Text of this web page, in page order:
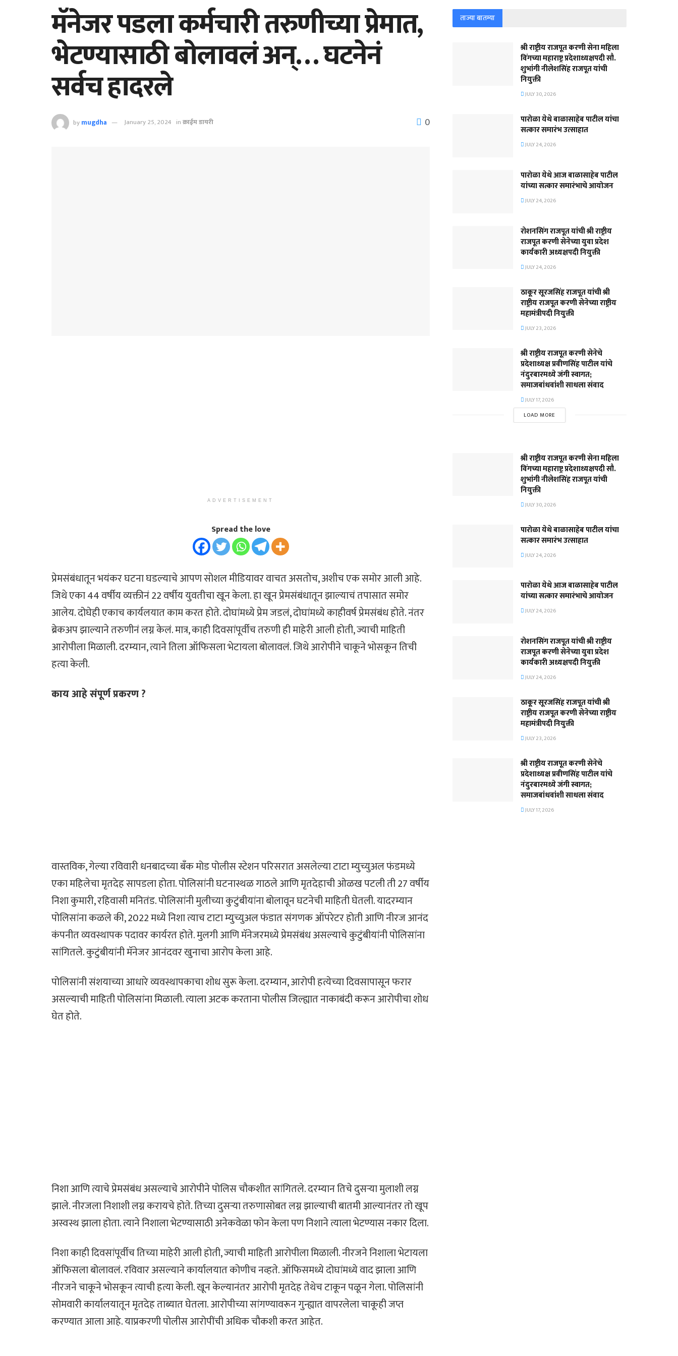
मॅनेजर पडला कर्मचारी तरुणीच्या प्रेमात,
भेटण्यासाठी बोलावलं अन्… घटनेनं
सर्वच हादरले
bymugdha January 25, 2024 inक्राईम डायरी 0
ADVERTISEMENT
Spread the love
प्रेमसंबंधातून भयंकर घटना घडल्याचे आपण सोशल मीडियावर वाचत असतोच, अशीच एक समोर आली आहे.
जिथे एका 44 वर्षीय व्यक्तीनं 22 वर्षीय युवतीचा खून केला. हा खून प्रेमसंबंधातून झाल्याचं तपासात समोर
आलेय. दोघेही एकाच कार्यलयात काम करत होते. दोघांमध्ये प्रेम जडलं, दोघांमध्ये काहीवर्ष प्रेमसंबंध होते. नंतर
ब्रेकअप झाल्याने तरुणीनं लग्न केलं. मात्र, काही दिवसांपूर्वीच तरुणी ही माहेरी आली होती, ज्याची माहिती
आरोपीला मिळाली. दरम्यान, त्याने तिला ऑफिसला भेटायला बोलावलं. जिथे आरोपीने चाकूने भोसकून तिची
हत्या केली.
काय आहे संपूर्ण प्रकरण ?
वास्तविक, गेल्या रविवारी धनबादच्या बँक मोड पोलीस स्टेशन परिसरात असलेल्या टाटा म्युच्युअल फंडमध्ये
एका महिलेचा मृतदेह सापडला होता. पोलिसांनी घटनास्थळ गाठले आणि मृतदेहाची ओळख पटली ती 27 वर्षीय
निशा कुमारी, रहिवासी मनितंड. पोलिसांनी मुलीच्या कुटुंबीयांना बोलावून घटनेची माहिती घेतली. यादरम्यान
पोलिसांना कळले की, 2022 मध्ये निशा त्याच टाटा म्युच्युअल फंडात संगणक ऑपरेटर होती आणि नीरज आनंद
कंपनीत व्यवस्थापक पदावर कार्यरत होते. मुलगी आणि मॅनेजरमध्ये प्रेमसंबंध असल्याचे कुटुंबीयांनी पोलिसांना
सांगितले. कुटुंबीयांनी मॅनेजर आनंदवर खुनाचा आरोप केला आहे.
पोलिसांनी संशयाच्या आधारे व्यवस्थापकाचा शोध सुरू केला. दरम्यान, आरोपी हत्येच्या दिवसापासून फरार
असल्याची माहिती पोलिसांना मिळाली. त्याला अटक करताना पोलीस जिल्ह्यात नाकाबंदी करून आरोपीचा शोध
घेत होते.
निशा आणि त्याचे प्रेमसंबंध असल्याचे आरोपीने पोलिस चौकशीत सांगितले. दरम्यान तिचे दुसऱ्या मुलाशी लग्न
झाले. नीरजला निशाशी लग्न करायचे होते. तिच्या दुसऱ्या तरुणासोबत लग्न झाल्याची बातमी आल्यानंतर तो खूप
अस्वस्थ झाला होता. त्याने निशाला भेटण्यासाठी अनेकवेळा फोन केला पण निशाने त्याला भेटण्यास नकार दिला.
निशा काही दिवसांपूर्वीच तिच्या माहेरी आली होती, ज्याची माहिती आरोपीला मिळाली. नीरजने निशाला भेटायला
ऑफिसला बोलावलं. रविवार असल्याने कार्यालयात कोणीच नव्हते. ऑफिसमध्ये दोघांमध्ये वाद झाला आणि
नीरजने चाकूने भोसकून त्याची हत्या केली. खून केल्यानंतर आरोपी मृतदेह तेथेच टाकून पळून गेला. पोलिसांनी
सोमवारी कार्यालयातून मृतदेह ताब्यात घेतला. आरोपीच्या सांगण्यावरून गुन्ह्यात वापरलेला चाकूही जप्त
करण्यात आला आहे. याप्रकरणी पोलीस आरोपींची अधिक चौकशी करत आहेत.
ताज्या बातम्या
श्री राष्ट्रीय राजपूत करणी सेना महिला
विंगच्या महाराष्ट्र प्रदेशाध्यक्षपदी सौ.
शुभांगी नीलेशसिंह राजपूत यांची
नियुक्ती
JULY 30, 2026
पारोळा येथे बाळासाहेब पाटील यांचा
सत्कार समारंभ उत्साहात
JULY 24, 2026
पारोळा येथे आज बाळासाहेब पाटील
यांच्या सत्कार समारंभाचे आयोजन
JULY 24, 2026
रोशनसिंग राजपूत यांची श्री राष्ट्रीय
राजपूत करणी सेनेच्या युवा प्रदेश
कार्यकारी अध्यक्षपदी नियुक्ती
JULY 24, 2026
ठाकूर सूरजसिंह राजपूत यांची श्री
राष्ट्रीय राजपूत करणी सेनेच्या राष्ट्रीय
महामंत्रीपदी नियुक्ती
JULY 23, 2026
श्री राष्ट्रीय राजपूत करणी सेनेचे
प्रदेशाध्यक्ष प्रवीणसिंह पाटील यांचे
नंदुरबारमध्ये जंगी स्वागत;
समाजबांधवांशी साधला संवाद
JULY 17, 2026
LOAD MORE
श्री राष्ट्रीय राजपूत करणी सेना महिला
विंगच्या महाराष्ट्र प्रदेशाध्यक्षपदी सौ.
शुभांगी नीलेशसिंह राजपूत यांची
नियुक्ती
JULY 30, 2026
पारोळा येथे बाळासाहेब पाटील यांचा
सत्कार समारंभ उत्साहात
JULY 24, 2026
पारोळा येथे आज बाळासाहेब पाटील
यांच्या सत्कार समारंभाचे आयोजन
JULY 24, 2026
रोशनसिंग राजपूत यांची श्री राष्ट्रीय
राजपूत करणी सेनेच्या युवा प्रदेश
कार्यकारी अध्यक्षपदी नियुक्ती
JULY 24, 2026
ठाकूर सूरजसिंह राजपूत यांची श्री
राष्ट्रीय राजपूत करणी सेनेच्या राष्ट्रीय
महामंत्रीपदी नियुक्ती
JULY 23, 2026
श्री राष्ट्रीय राजपूत करणी सेनेचे
प्रदेशाध्यक्ष प्रवीणसिंह पाटील यांचे
नंदुरबारमध्ये जंगी स्वागत;
समाजबांधवांशी साधला संवाद
JULY 17, 2026